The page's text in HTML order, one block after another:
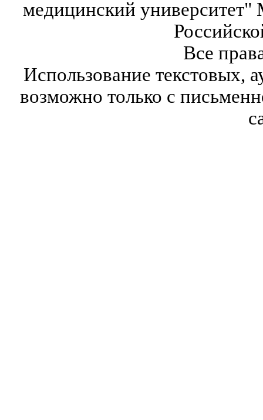
медицинский университет"
Все
Использование текстовых,
возможно только с